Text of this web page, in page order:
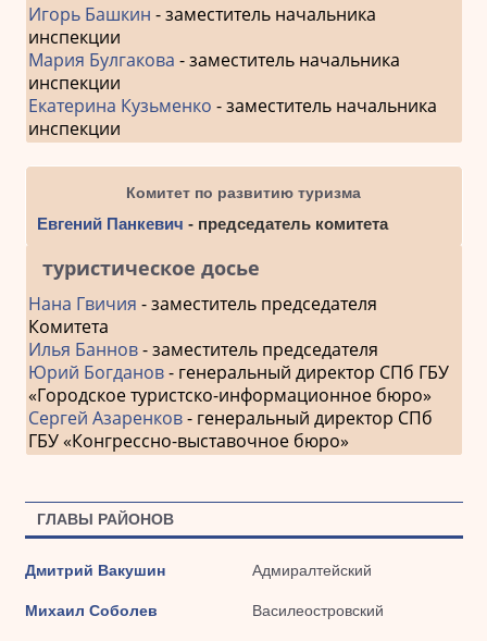
Игорь Башкин - заместитель начальника
инспекции
Мария Булгакова - заместитель начальника
инспекции
Екатерина Кузьменко - заместитель начальника
инспекции
Комитет по развитию туризма
Евгений Панкевич - председатель комитета
туристическое досье
Нана Гвичия - заместитель председателя
Комитета
Илья Баннов- заместитель председателя
Юрий Богданов- генеральный директор СПб ГБУ
«Городское туристско-информационное бюро»
Сергей Азаренков- генеральный директор СПб
ГБУ «Конгрессно-выставочное бюро»
ГЛАВЫ РАЙОНОВ
Дмитрий Вакушин Адмиралтейский
Михаил Соболев Василеостровский